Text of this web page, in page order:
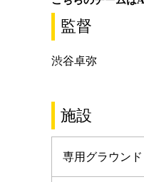
監督
渋谷卓弥
施設
専用グラウンド